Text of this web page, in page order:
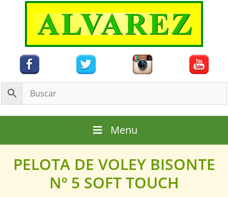
contenido
Menu
PELOTA DE VOLEY BISONTE
Nº 5 SOFT TOUCH